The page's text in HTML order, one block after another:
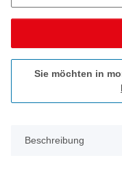
Sie möchten in
Beschreibung